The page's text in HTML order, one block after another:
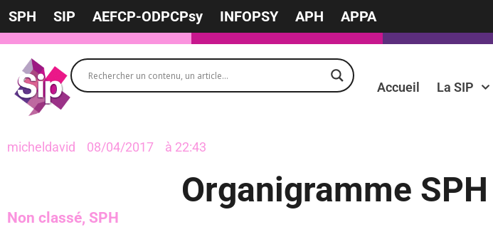
SPH SIP AEFCP-ODPCPsy INFOPSY APH APPA
Accueil La SIP
micheldavid 08/04/2017 à 22:43
Organigramme
Non classé, SPH